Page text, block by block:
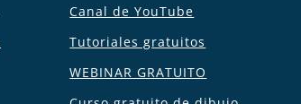
Canal de YouTube
Tutoriales gratuitos
WEBINAR GRATUITO